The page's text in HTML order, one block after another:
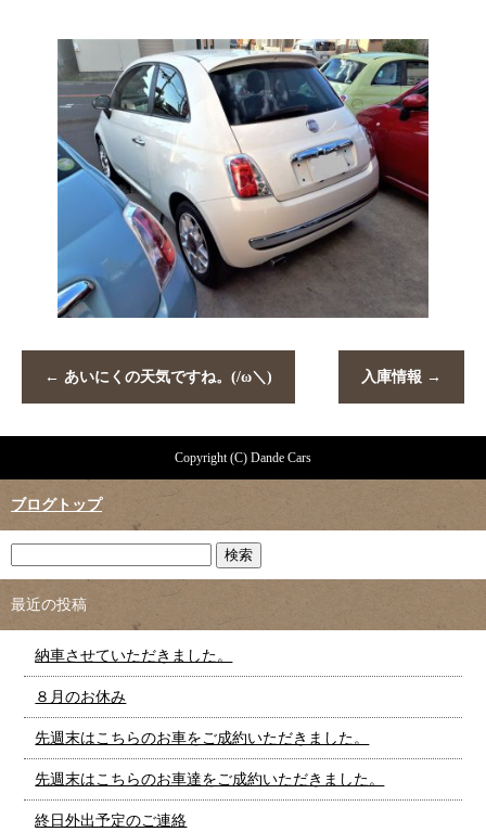
← あいにくの天気ですね。(/ω＼) 入庫情報 →
Copyright (C) Dande Cars
ブログトップ
最近の投稿
納車させていただきました。
８月のお休み
先週末はこちらのお車をご成約いただきました。
先週末はこちらのお車達をご成約いただきました。
終日外出予定のご連絡